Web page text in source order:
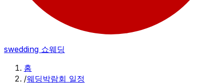
swedding 쇼웨딩
홈
/웨딩박람회 일정